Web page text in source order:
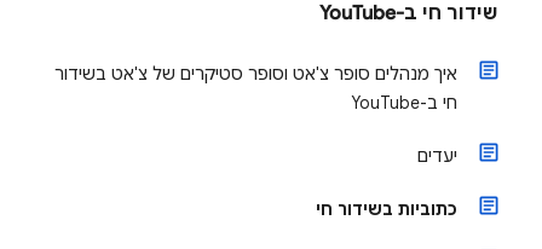
שידור חי ב-YouTube
איך מנהלים סופר צ'אט וסופר סטיקרים של צ'אט בשידור
חי ב-YouTube
יעדים
כתוביות בשידור חי